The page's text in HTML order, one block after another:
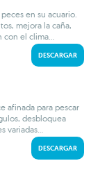
en su acuario.
mejora la caña,
con el clima...
DESCARGAR
afinada para pescar
desbloquea
variadas...
DESCARGAR